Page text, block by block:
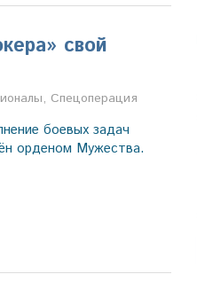
свой
, Спецоперация
боевых задач
орденом Мужества.